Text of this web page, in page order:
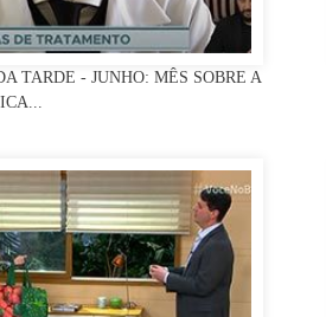
TARDE - JUNHO: MÊS SOBRE A